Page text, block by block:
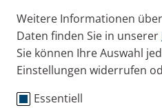
Weitere Informationen
Daten finden Sie in unserer
Sie können Ihre Auswahl
Einstellungen widerrufen
Essentiell
den
im Alltag
Keime sind eine Gefahr
Mukoviszidose. Wie gehen
Eine Mutter teilt ihre